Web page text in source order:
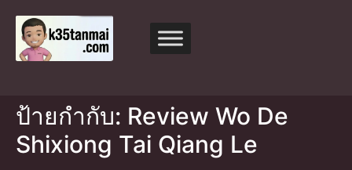
ป้ายกำกับ: Review Wo De
Shixiong Tai Qiang Le